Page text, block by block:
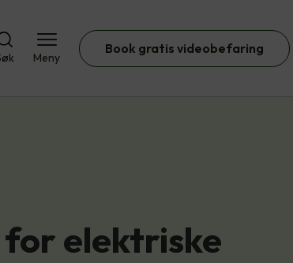
Meny
Book gratis videobefaring
elektriske